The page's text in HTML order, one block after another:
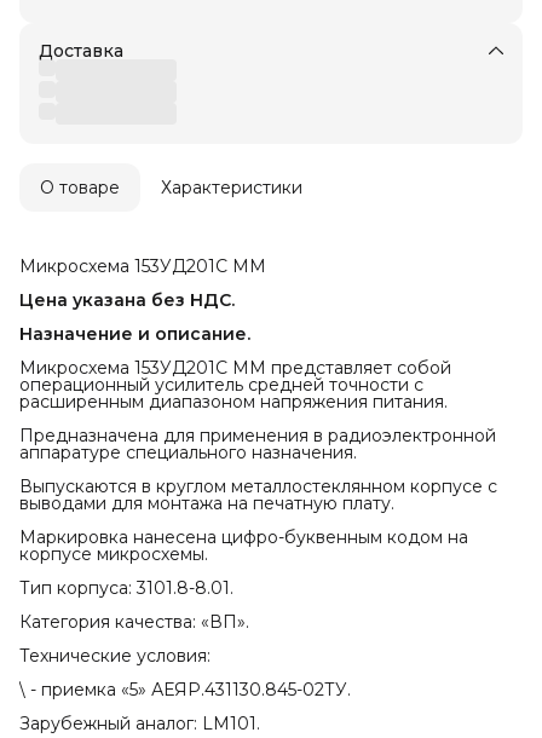
Доставка
О товаре Характеристики
Микросхема 153УД201С ММ
Цена указана без НДС.
Назначение и описание.
Микросхема 153УД201С ММ представляет собой
операционный усилитель средней точности с
расширенным диапазоном напряжения питания.
Предназначена для применения в радиоэлектронной
аппаратуре специального назначения.
Выпускаются в круглом металлостеклянном корпусе с
выводами для монтажа на печатную плату.
Маркировка нанесена цифро-буквенным кодом на
корпусе микросхемы.
Тип корпуса: 3101.8-8.01.
Категория качества: «ВП».
Технические условия:
\ - приемка «5» АЕЯР.431130.845-02ТУ.
Зарубежный аналог: LM101.